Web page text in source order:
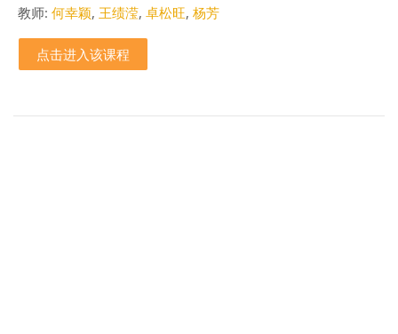
教师: 何幸颖, 王绩滢, 卓松旺, 杨芳
点击进入该课程